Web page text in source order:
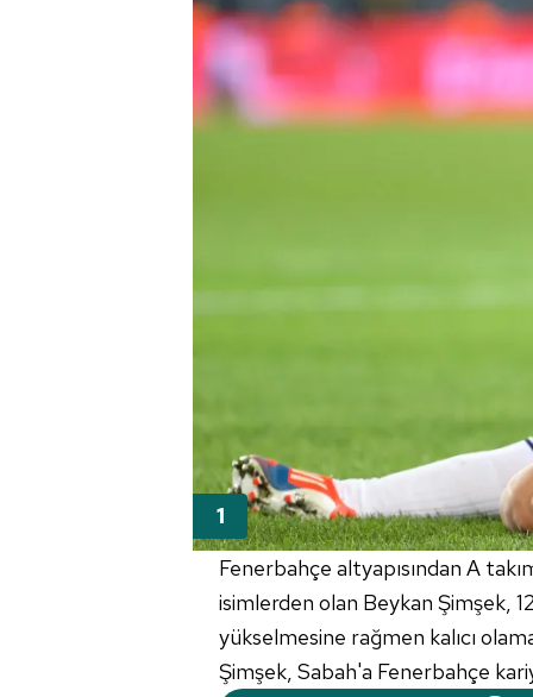
Fenerbahçe altyapısından A
isimlerden olan Beykan Şimşek,
yükselmesine rağmen kalıcı
Şimşek, Sabah'a Fenerbahçe